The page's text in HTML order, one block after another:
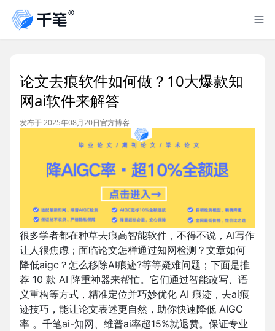
论文去痕软件如何做？10大爆款知
网ai软件来解答
发布于 2025年08月20日官方博客
很多学者都在种草去痕高智能软件，不得不说，AI写作
让人很焦虑；面临论文怎样通过知网检测？文章如何
降低aigc？怎么移除AI痕迹?等等疑难问题；下面是推
荐 10 款 AI 降重神器来帮忙。它们通过智能改写、语
义重构等方式，精准定位并巧妙优化 AI 痕迹，去ai痕
迹技巧，能让论文表述更自然，助你快速降低 AIGC
率 。千笔ai-知网、维普ai率超15%就退费。保证专业